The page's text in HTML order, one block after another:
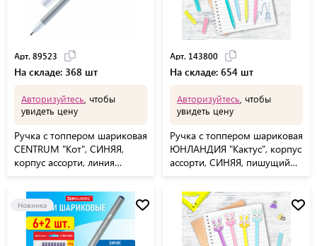
Арт. 89523
На складе: 368 шт
Авторизуйтесь , чтобы
увидеть цену
Ручка с топпером шариковая
CENTRUM "Кот", СИНЯЯ,
корпус ассорти, линия
89523
Арт. 143800
На складе: 654 шт
Авторизуйтесь , чтобы
увидеть цену
Ручка с топпером шариковая
ЮНЛАНДИЯ "Кактус", корпус
ассорти, СИНЯЯ, пишущий
Новинка